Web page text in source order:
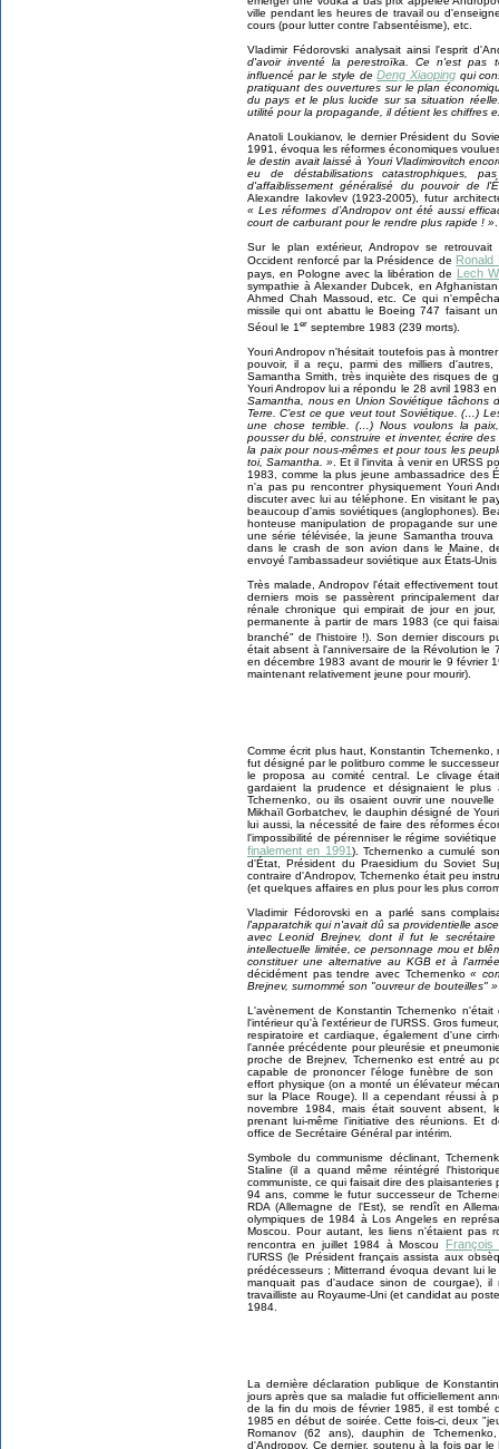
ville pendant les heures de travail ou
cours (pour lutter contre l'absentéisme), etc.
Vladimir Fédorovski analysait ainsi l'esprit
d'avoir inventé la perestroïka. Ce n'est pas
influencé par le style deDeng Xiaoping qui
pratiquant des ouvertures sur le plan
du pays et le plus lucide sur sa situation
utilité pour la propagande, il détient les chiffres
Anatoli Loukianov, le dernier Président du
1991, évoqua les réformes économiques
le destin avait laissé à Youri Vladimirovitch
eu de déstabilisations catastrophiques,
d'affaiblissement généralisé du pouvoir de
Alexandre Iakovlev (1923-2005), futur
« Les réformes d’Andropov ont été aussi
court de carburant pour le rendre plus rapide ! ».
Sur le plan extérieur, Andropov se
Occident renforcé par la Présidence de Ronald
pays, en Pologne avec la libération de Lech
sympathie à Alexander Dubcek, en
Ahmed Chah Massoud, etc. Ce qui
missile qui ont abattu le Boeing 747 faisant
Séoul le 1 er septembre 1983 (239 morts).
Youri Andropov n'hésitait toutefois pas à
pouvoir, il a reçu, parmi des milliers
Samantha Smith, très inquiète des risques de
Youri Andropov lui a répondu le 28 avril 1983
Samantha, nous en Union Soviétique tâchons
Terre. C’est ce que veut tout Soviétique. (…)
une chose terrible. (…) Nous voulons la
pousser du blé, construire et inventer, écrire
la paix pour nous-mêmes et pour tous les
toi, Samantha. »
. Et il l'invita à venir en URSS
1983, comme la plus jeune ambassadrice des
n'a pas pu rencontrer physiquement Youri
discuter avec lui au téléphone. En visitant le
beaucoup d'amis soviétiques (anglophones).
honteuse manipulation de propagande sur
une série télévisée, la jeune Samantha
dans le crash de son avion dans le Maine,
envoyé l'ambassadeur soviétique aux États-
Très malade, Andropov l'était effectivement
derniers mois se passèrent principalement
rénale chronique qui empirait de jour en
permanente à partir de mars 1983 (ce qui
branché" de l'histoire !). Son dernier discours
était absent à l'anniversaire de la Révolution le
en décembre 1983 avant de mourir le 9 février
maintenant relativement jeune pour mourir).
Comme écrit plus haut, Konstantin
fut désigné par le politburo comme le
le proposa au comité central. Le clivage
gardaient la prudence et désignaient le
Tchernenko, ou ils osaient ouvrir une
Mikhaïl Gorbatchev, le dauphin désigné de
lui aussi, la nécessité de faire des réformes
l'impossibilité de pérenniser le régime
finalement en 1991). Tchernenko a cumulé
d'État, Président du Praesidium du Soviet
contraire d'Andropov, Tchernenko était peu
(et quelques affaires en plus pour les plus
Vladimir Fédorovski en a parlé sans
l'apparatchik qui n'avait dû sa providentielle
avec Leonid Brejnev, dont il fut le
intellectuelle limitée, ce personnage mou et
constituer une alternative au KGB et à
décidément pas tendre avec Tchernenko«
Brejnev, surnommé son "ouvreur de bouteilles" »
L'avènement de Konstantin Tchernenko
l'intérieur qu'à l'extérieur de l'URSS. Gros
respiratoire et cardiaque, également d'une
l'année précédente pour pleurésie et
proche de Brejnev, Tchernenko est entré au
capable de prononcer l'éloge funèbre de
effort physique (on a monté un élévateur
sur la Place Rouge). Il a cependant réussi à
novembre 1984, mais était souvent absent,
prenant lui-même l'initiative des réunions. Et
office de Secrétaire Général par intérim.
Symbole du communisme déclinant,
Staline (il a quand même réintégré
communiste, ce qui faisait dire des
94 ans, comme le futur successeur de
RDA (Allemagne de l'Est), se rendît en
olympiques de 1984 à Los Angeles en
Moscou. Pour autant, les liens n'étaient pas
rencontra en juillet 1984 à Moscou François
l'URSS (le Président français assista aux
prédécesseurs ; Mitterrand évoqua devant lui
manquait pas d'audace sinon de courgae),
travailliste au Royaume-Uni (et candidat au
1984.
La dernière déclaration publique de
jours après que sa maladie fut officiellement
de la fin du mois de février 1985, il est tombé
1985 en début de soirée. Cette fois-ci, deux
Romanov (62 ans), dauphin de
d'Andropov. Ce dernier, soutenu à la fois par